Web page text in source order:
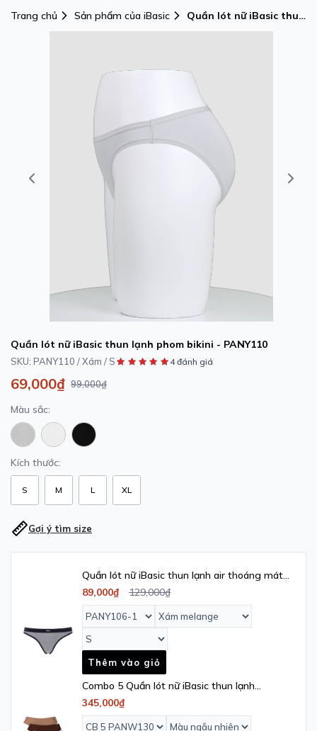
Trang chủ Sản phẩm của iBasic
Quần lót nữ iBasic thun
Quần lót nữ iBasic thun lạnh phom bikini - PANY110
SKU: PANY110 / Xám / S 4 đánh giá
69,000₫ 99,000₫
Màu sắc:
Kích thước:
S M L XL
Gợi ý tìm size
Quần lót nữ iBasic thun lạnh air thoáng mát
thêu logo phom bikini Young & Free -
PANY106_1
89,000₫ 129,000₫
Thêm vào giỏ
Combo 5 Quần lót nữ iBasic thun lạnh
Smoothies bikini - PANW130
345,000₫